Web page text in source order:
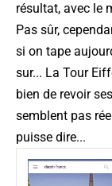
résultat, avec le
Pas sûr,
si on tape
sur... La Tour
bien de revoir
semblent pas
puisse dire...